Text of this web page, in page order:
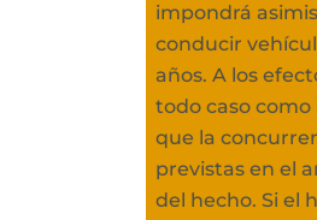
impondrá
conducir
años. A los
todo caso
que la
previstas en el
del hecho. Si el